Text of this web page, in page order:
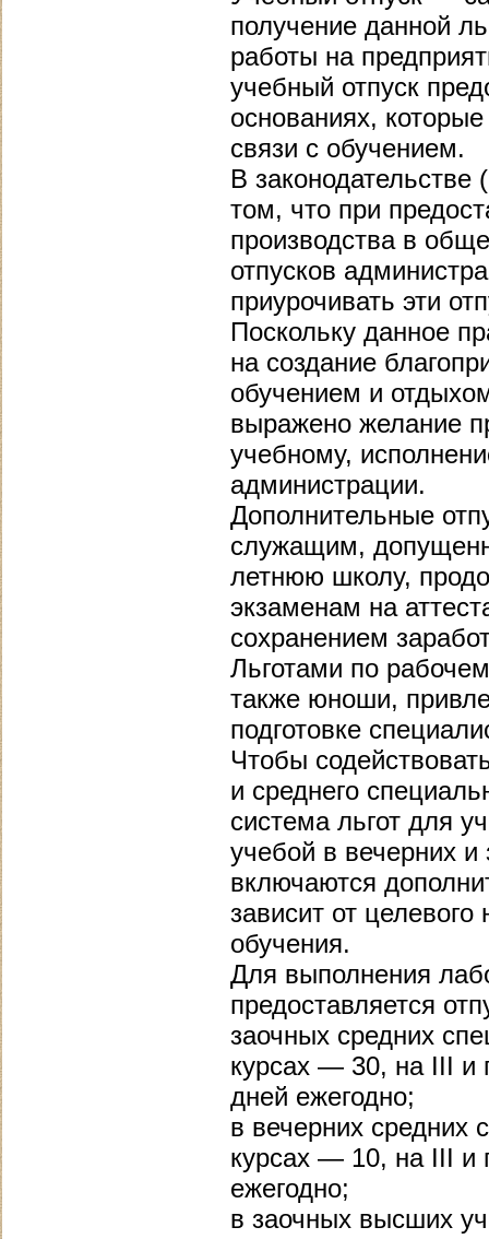
получение данной
работы на
учебный отпуск
основаниях,
связи с обучением.
В
том, что при
производства в
отпусков
приурочивать эти
Поскольку данное
на создание
обучением и
выражено желание
учебному,
администрации.
Дополнительные
служащим,
летнюю школу,
экзаменам на
сохранением
Льготами по
также юноши,
подготовке
Чтобы
и среднего
система льгот для
учебой в вечерних
включаются
зависит от
обучения.
Для выполнения
предоставляется
заочных средних
курсах — 30, на III и
дней ежегодно;
в вечерних средних
курсах — 10, на III
ежегодно;
в заочных высших